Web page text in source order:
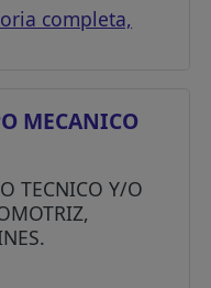
completa,
MECANICO
TECNICO Y/O